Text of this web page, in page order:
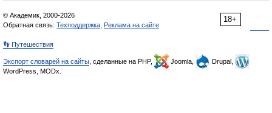
18+
© Академик, 2000-2026
Обратная связь: Техподдержка Реклама на сайте
👣 Путешествия
Экспорт словарей на сайты , сделанные на PHP, Joomla,
Drupal,
WordPress, MODx.